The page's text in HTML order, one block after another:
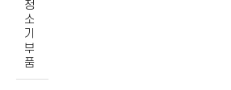
청
소
기
부
품